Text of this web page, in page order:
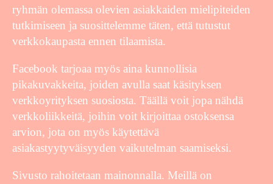
ryhmän olemassa olevien asiakkaiden mielipiteiden
tutkimiseen ja suosittelemme täten, että tutustut
verkkokaupasta ennen tilaamista.
Facebook tarjoaa myös aina kunnollisia
pikakuvakkeita, joiden avulla saat käsityksen
verkkoyrityksen suosiosta. Täällä voit jopa nähdä
verkkoliikkeitä, joihin voit kirjoittaa ostoksensa
arvion, jota on myös käytettävä
asiakastyytyväisyyden vaikutelman saamiseksi.
Sivusto rahoitetaan mainonnalla. Meillä on